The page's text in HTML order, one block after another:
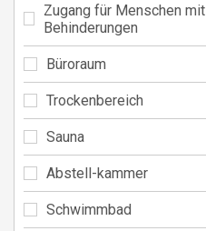
Zugang für Menschen mit
Behinderungen
Büroraum
Trockenbereich
Sauna
Abstell-kammer
Schwimmbad